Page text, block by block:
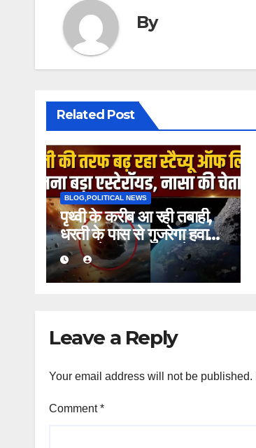
By
Related Post
BLOG,POLITICAL NEWS
पृथ्वी के करीब आ रही तबाही,
धरती के पास से गुजरेगा हवाई
जहाज के बराबर का एस्टेरॉयड,
क्या खतरनाक होगा?
Leave a Reply
Your email address will not be published.
Comment*